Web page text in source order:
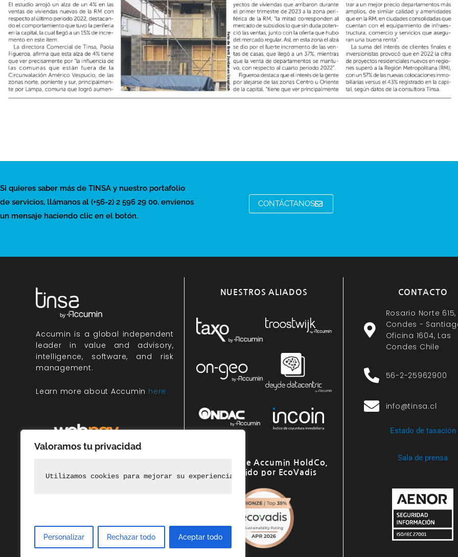
Valoramos tu privacidad
Utilizamos cookies para mejorar su experiencia de navegación, ofrecer anuncios o contenido
Personalizar Rechazar todo Aceptar todo
Si quieres saber más de TINSA y nuestro portafolio
de servicios, llámanos al (+56-2) 2 596 29 00, envíenos
un mensaje haciendo clic en el botón.
CONTÁCTANOS
Accumin is a global independent
leader in value and advisory,
intelligence, software, and risk
management.
Learn more about Accumin here
NUESTROS ALIADOS
Miembro de Accumin HoldCo,
reconocido por EcoVadis
CONTACTO
Rosario Norte 615,
Condes -
Oficina 1604, Las
Condes Chile
56-2-25962900
info@tinsa.cl
Estado de tasación
Sala de prensa